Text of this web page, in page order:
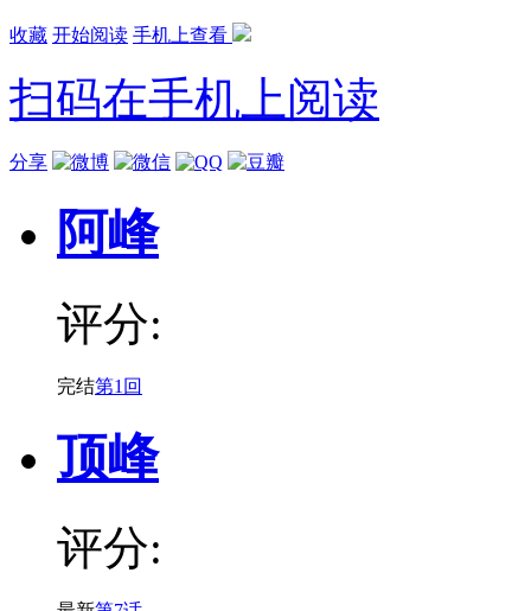
收藏 开始阅读 手机上查看
扫码在手机上阅读
分享
阿峰
评分:
完结第1回
顶峰
评分: